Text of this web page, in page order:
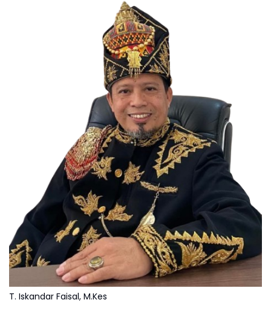
T. Iskandar Faisal, M.Kes